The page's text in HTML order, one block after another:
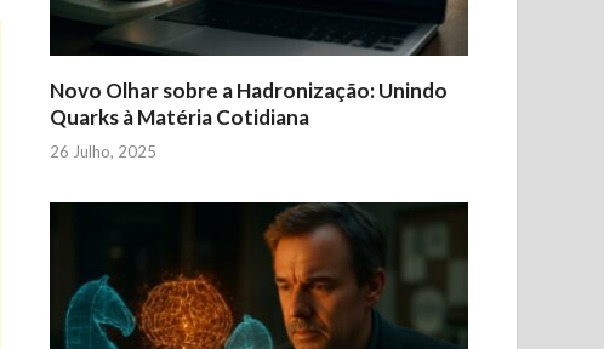
Novo Olhar sobre a Hadronização: Unindo
Quarks à Matéria Cotidiana
26 Julho, 2025